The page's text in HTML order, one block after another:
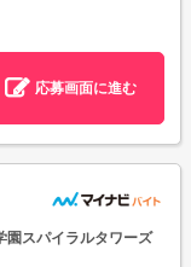
応募画面に進む
スパイラルタワーズ